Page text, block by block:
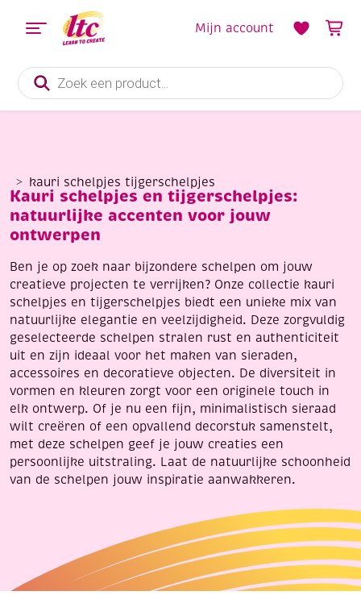
Producten
zoeken
Mijn account
kauri schelpjes tijgerschelpjes
Kauri schelpjes en tijgerschelpjes:
natuurlijke accenten voor jouw
ontwerpen
Ben je op zoek naar bijzondere schelpen om jouw
creatieve projecten te verrijken? Onze collectie kauri
schelpjes en tijgerschelpjes biedt een unieke mix van
natuurlijke elegantie en veelzijdigheid. Deze zorgvuldig
geselecteerde schelpen stralen rust en authenticiteit
uit en zijn ideaal voor het maken van sieraden,
accessoires en decoratieve objecten. De diversiteit in
vormen en kleuren zorgt voor een originele touch in
elk ontwerp. Of je nu een fijn, minimalistisch sieraad
wilt creëren of een opvallend decorstuk samenstelt,
met deze schelpen geef je jouw creaties een
persoonlijke uitstraling. Laat de natuurlijke schoonheid
van de schelpen jouw inspiratie aanwakkeren.